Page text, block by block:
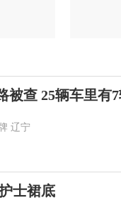
被查 25辆车里有
辽宁
士裙底